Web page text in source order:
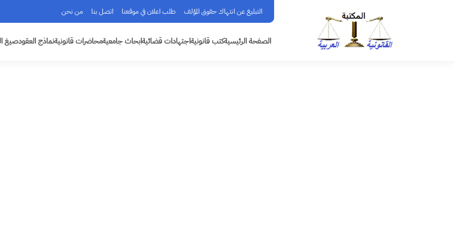
التبليغ عن انتهاك حقوق المؤلف طلب اعلان في موقعنا اتصل بنا من نحن
الصفحة الرئيسيةكتب قانونيةاجتهادات قضائيةابحاث جامعيةمحاضرات قانونيةنماذج العقودصيغ